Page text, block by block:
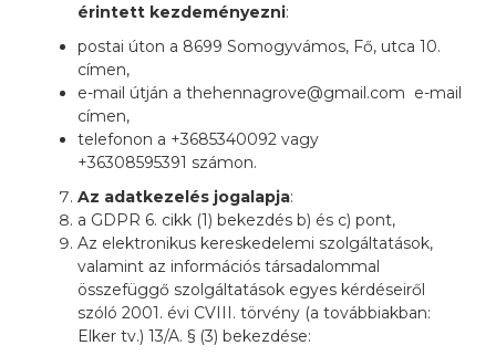
érintett kezdeményezni:
postai úton a 8699 Somogyvámos, Fő, utca 10.
címen,
e-mail útján a thehennagrove@gmail.com e-mail
címen,
telefonon a +3685340092 vagy
+36308595391 számon.
Az adatkezelés jogalapja:
a GDPR 6. cikk (1) bekezdés b) és c) pont,
Az elektronikus kereskedelemi szolgáltatások,
valamint az információs társadalommal
összefüggő szolgáltatások egyes kérdéseiről
szóló 2001. évi CVIII. törvény (a továbbiakban:
Elker tv.) 13/A. § (3) bekezdése: